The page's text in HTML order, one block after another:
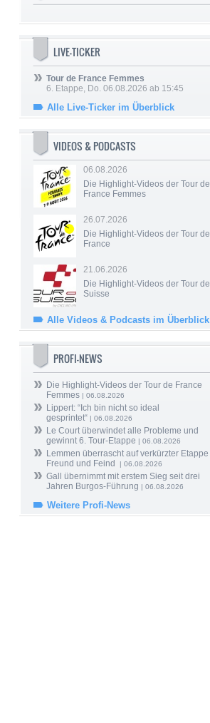
LIVE-TICKER
Tour de France Femmes
6. Etappe, Do. 06.08.2026 ab 15:45
Alle Live-Ticker im Überblick
VIDEOS & PODCASTS
06.08.2026
Die Highlight-Videos der Tour de
France Femmes
26.07.2026
Die Highlight-Videos der Tour de
France
21.06.2026
Die Highlight-Videos der Tour de
Suisse
Alle Videos & Podcasts im Überblick
PROFI-NEWS
Die Highlight-Videos der Tour de France
Femmes | 06.08.2026
Lippert: “Ich bin nicht so ideal
gesprintet“ | 06.08.2026
Le Court überwindet alle Probleme und
gewinnt 6. Tour-Etappe | 06.08.2026
Lemmen überrascht auf verkürzter Etappe
Freund und Feind
| 06.08.2026
Gall übernimmt mit erstem Sieg seit drei
Jahren Burgos-Führung | 06.08.2026
Weitere Profi-News